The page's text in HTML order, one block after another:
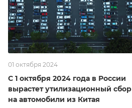
01 октября 2024
С 1 октября 2024 года в России
вырастет утилизационный сбор
на автомобили из Китая